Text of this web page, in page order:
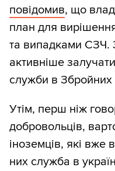
повідомив, що
план для
та випадками СЗЧ.
активніше
служби в Збройних
Утім, перш ніж
добровольців,
іноземців, які вже
них служба в